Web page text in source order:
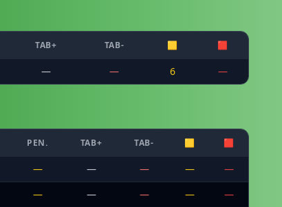
TAB+ TAB- 🟨 🟥
— — 6 —
PEN. TAB+ TAB- 🟨 🟥
— — — —
—
— — — —
—